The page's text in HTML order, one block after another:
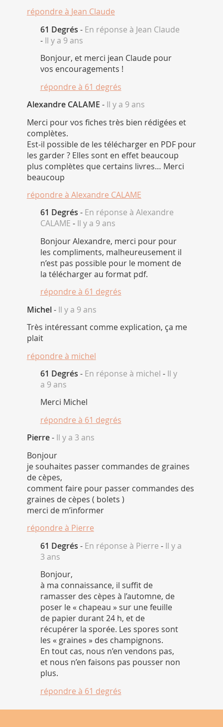
répondre à Jean Claude
61 Degrés - En réponse à Jean Claude
- Il y a 9 ans
Bonjour, et merci jean Claude pour
vos encouragements !
répondre à 61 degrés
Alexandre CALAME - Il y a 9 ans
Merci pour vos fiches très bien rédigées et
complètes.
Est-il possible de les télécharger en PDF pour
les garder ? Elles sont en effet beaucoup
plus complètes que certains livres… Merci
beaucoup
répondre à Alexandre CALAME
61 Degrés - En réponse à Alexandre
CALAME - Il y a 9 ans
Bonjour Alexandre, merci pour pour
les compliments, malheureusement il
n’est pas possible pour le moment de
la télécharger au format pdf.
répondre à 61 degrés
Michel- Il y a 9 ans
Très intéressant comme explication, ça me
plait
répondre à michel
61 Degrés - En réponse à michel - Il y
a 9 ans
Merci Michel
répondre à 61 degrés
Pierre- Il y a 3 ans
Bonjour
je souhaites passer commandes de graines
de cèpes,
comment faire pour passer commandes des
graines de cèpes ( bolets )
merci de m’informer
répondre à Pierre
61 Degrés - En réponse à Pierre - Il y a
3 ans
Bonjour,
à ma connaissance, il suffit de
ramasser des cèpes à l’automne, de
poser le « chapeau » sur une feuille
de papier durant 24 h, et de
récupérer la sporée. Les spores sont
les « graines » des champignons.
En tout cas, nous n’en vendons pas,
et nous n’en faisons pas pousser non
plus.
répondre à 61 degrés